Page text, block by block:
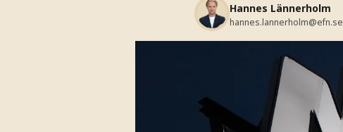
Hannes Lännerholm
hannes.lannerholm@efn.se